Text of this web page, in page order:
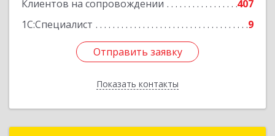
Клиентов на сопровождении
407
1С:Специалист
9
Отправить заявку
Показать контакты
Отправить заявку
Назад